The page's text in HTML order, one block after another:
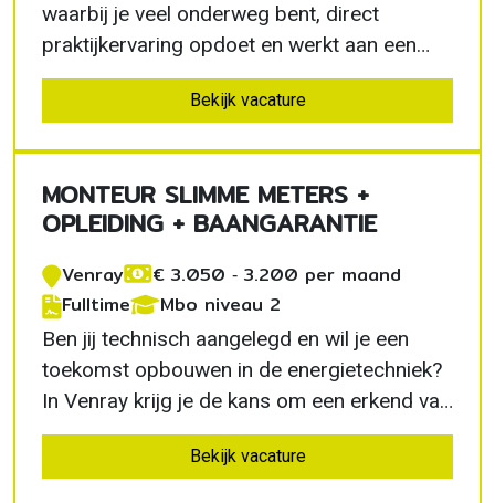
waarbij je veel onderweg bent, direct
praktijkervaring opdoet en werkt aan een
toekomstbestendige sector? Als
installatiemonteur slimme meters regio Tiel
aan de energietransitie.
Bekijk vacature
MONTEUR SLIMME METERS +
OPLEIDING + BAANGARANTIE
Venray
€ 3.050 ‐ 3.200 per maand
Fulltime
Mbo niveau 2
Ben jij technisch aangelegd en wil je een
toekomst opbouwen in de energietechniek?
In Venray krijg je de kans om een erkend vak
te leren terwijl je direct aan het werk gaat.
Met een volledig verzorgd opleidingstraject,
Bekijk vacature